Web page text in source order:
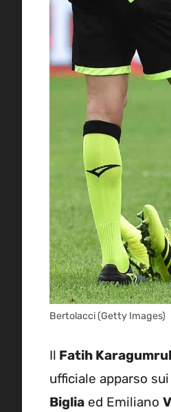
Bertolacci (Getty Images)
Il Fatih
ufficiale apparso
Biglia ed Emiliano